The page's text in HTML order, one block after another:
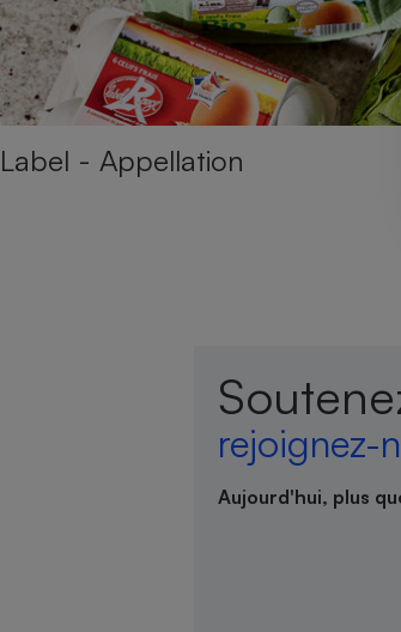
Label - Appellation
rejoignez-
Aujourd'hui, plus